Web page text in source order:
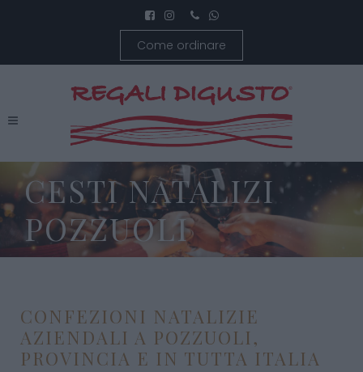
Come ordinare
CESTI NATALIZI
POZZUOLI
CONFEZIONI NATALIZIE
AZIENDALI A POZZUOLI,
PROVINCIA E IN TUTTA ITALIA